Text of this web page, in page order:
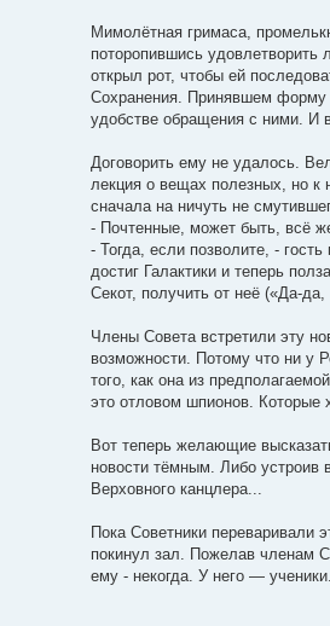
Мимолётная гримаса,
поторопившись
открыл рот, чтобы ей
Сохранения. Принявшем форму
удобстве обращения с ними. И
Договорить ему не удалось.
лекция о вещах полезных, но к
сначала на ничуть не
- Почтенные, может быть, всё
- Тогда, если позволите, -
достиг Галактики и теперь
Секот, получить от неё («Да-
Члены Совета встретили эту
возможности. Потому что ни у
того, как она из
это отловом шпионов. Которые
Вот теперь желающие
новости тёмным. Либо устроив
Верховного канцлера...
Пока Советники
покинул зал. Пожелав членам
ему - некогда. У него —